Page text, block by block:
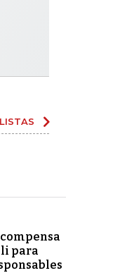
para